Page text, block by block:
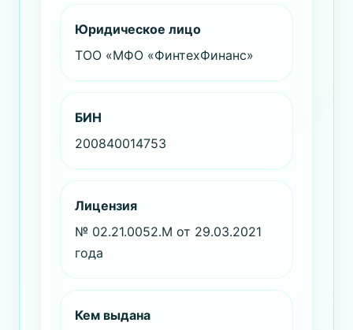
Юридическое лицо
ТОО «МФО «ФинтехФинанс»
БИН
200840014753
Лицензия
№ 02.21.0052.М от 29.03.2021
года
Кем выдана